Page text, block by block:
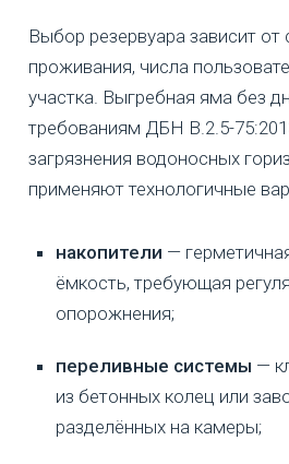
Выбор резервуара зависит от
проживания, числа
участка. Выгребная яма без
требованиям ДБН В.2.5-
загрязнения водоносных
применяют технологичные
накопители —
ёмкость, требующая
опорожнения;
переливные системы —
из бетонных колец или
разделённых на камеры;